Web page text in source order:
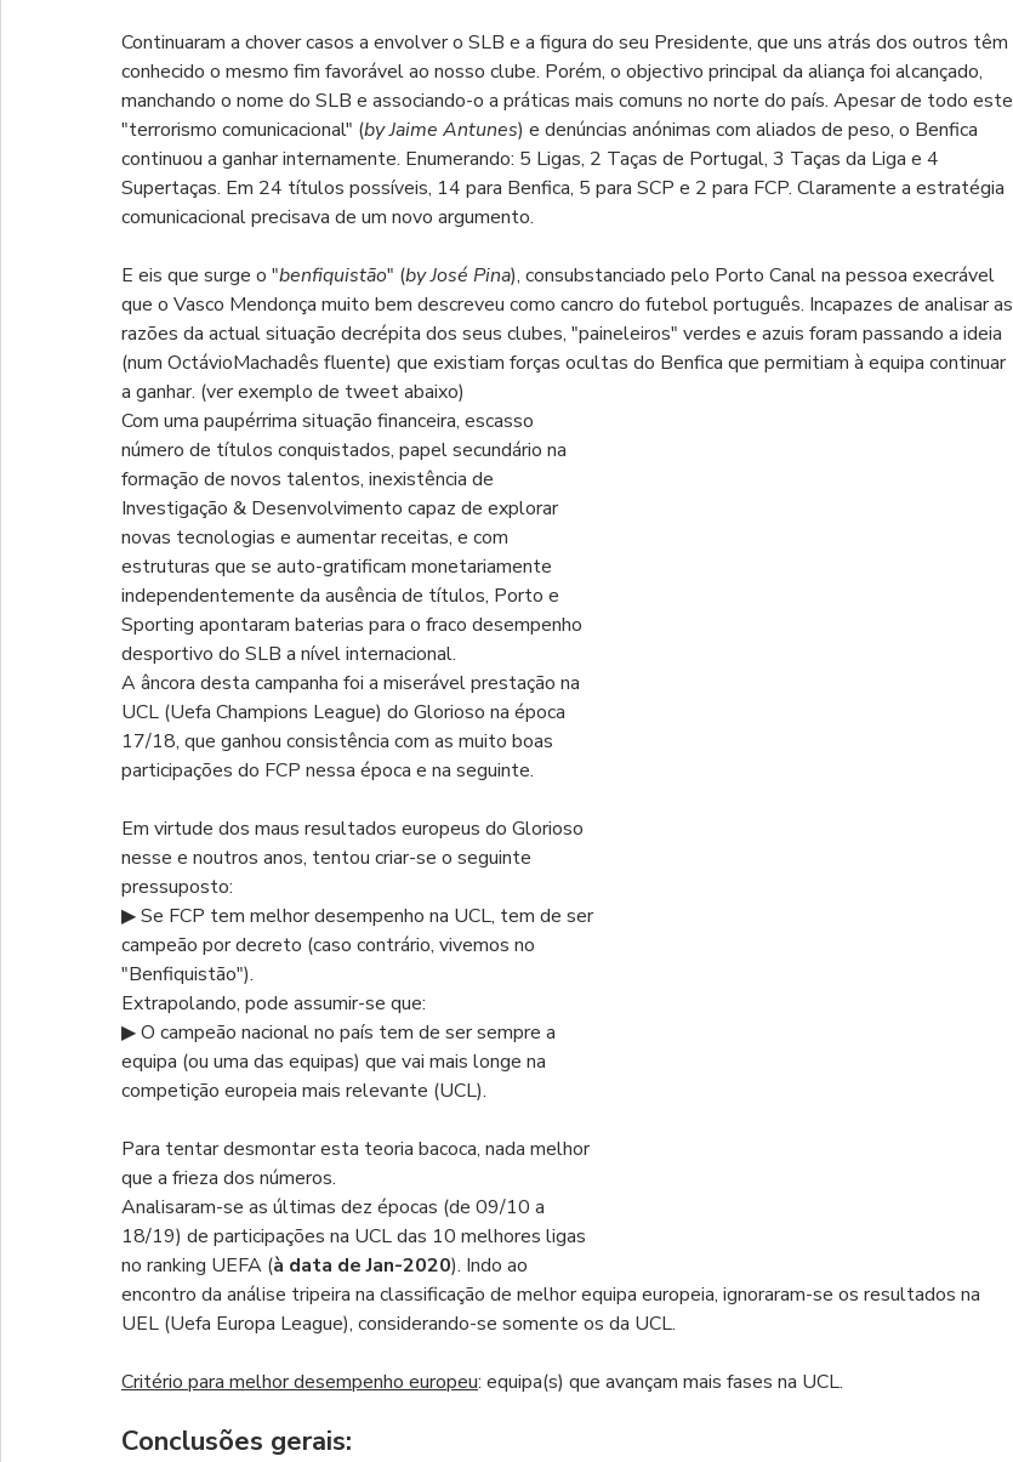
Continuaram a chover casos a envolver o SLB e a figura do seu Presidente, que uns atrás dos outros têm
conhecido o mesmo fim favorável ao nosso clube. Porém, o objectivo principal da aliança foi alcançado,
manchando o nome do SLB e associando-o a práticas mais comuns no norte do país. Apesar de todo este
"terrorismo comunicacional" (by Jaime Antunes) e denúncias anónimas com aliados de peso, o Benfica
continuou a ganhar internamente. Enumerando: 5 Ligas, 2 Taças de Portugal, 3 Taças da Liga e 4
Supertaças. Em 24 títulos possíveis, 14 para Benfica, 5 para SCP e 2 para FCP. Claramente a estratégia
comunicacional precisava de um novo argumento.
E eis que surge o "benfiquistão" (by José Pina), consubstanciado pelo Porto Canal na pessoa execrável
que o Vasco Mendonça muito bem descreveu como cancro do futebol português. Incapazes de analisar as
razões da actual situação decrépita dos seus clubes, "paineleiros" verdes e azuis foram passando a ideia
(num OctávioMachadês fluente) que existiam forças ocultas do Benfica que permitiam à equipa continuar
a ganhar. (ver exemplo de tweet abaixo)
Com uma paupérrima situação financeira, escasso
número de títulos conquistados, papel secundário na
formação de novos talentos, inexistência de
Investigação & Desenvolvimento capaz de explorar
novas tecnologias e aumentar receitas, e com
estruturas que se auto-gratificam monetariamente
independentemente da ausência de títulos, Porto e
Sporting apontaram baterias para o fraco desempenho
desportivo do SLB a nível internacional.
A âncora desta campanha foi a miserável prestação na
UCL (Uefa Champions League) do Glorioso na época
17/18, que ganhou consistência com as muito boas
participações do FCP nessa época e na seguinte.
Em virtude dos maus resultados europeus do Glorioso
nesse e noutros anos, tentou criar-se o seguinte
pressuposto:
▶ Se FCP tem melhor desempenho na UCL, tem de ser
campeão por decreto (caso contrário, vivemos no
"Benfiquistão").
Extrapolando, pode assumir-se que:
▶ O campeão nacional no país tem de ser sempre a
equipa (ou uma das equipas) que vai mais longe na
competição europeia mais relevante (UCL).
Para tentar desmontar esta teoria bacoca, nada melhor
que a frieza dos números.
Analisaram-se as últimas dez épocas (de 09/10 a
18/19) de participações na UCL das 10 melhores ligas
no ranking UEFA (à data de Jan-2020). Indo ao
encontro da análise tripeira na classificação de melhor equipa europeia, ignoraram-se os resultados na
UEL (Uefa Europa League), considerando-se somente os da UCL.
Critério para melhor desempenho europeu: equipa(s) que avançam mais fases na UCL.
Conclusões gerais: